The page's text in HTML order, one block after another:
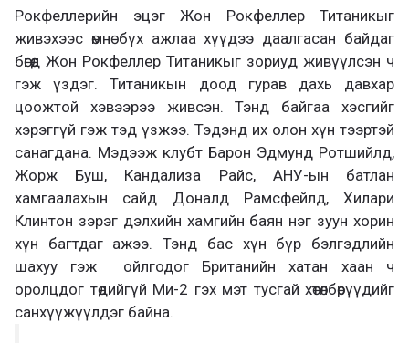
Рокфеллерийн эцэг Жон Рокфеллер Титаникыг
живэхээс өмнө бүх ажлаа хүүдээ даалгасан байдаг
бөгөөд Жон Рокфеллер Титаникыг зориуд живүүлсэн ч
гэж үздэг. Титаникын доод гурав дахь давхар
цоожтой хэвээрээ живсэн. Тэнд байгаа хэсгийг
хэрэггүй гэж тэд үзжээ. Тэдэнд их олон хүн тээртэй
санагдана. Мэдээж клубт Барон Эдмунд Ротшийлд,
Жорж Буш, Кандализа Райс, АНУ-ын батлан
хамгаалахын сайд Доналд Рамсфейлд, Хилари
Клинтон зэрэг дэлхийн хамгийн баян нэг зуун хорин
хүн багтдаг ажээ. Тэнд бас хүн бүр бэлгэдлийн
шахуу гэж ойлгодог Британийн хатан хаан ч
оролцдог төдийгүй Ми-2 гэх мэт тусгай хөтөлбөрүүдийг
санхүүжүүлдэг байна.